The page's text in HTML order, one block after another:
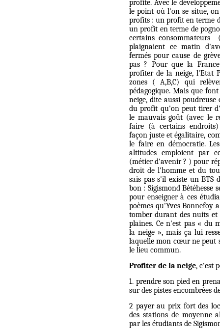
profite. Avec le
le point où l'on se situe,
profits : un profit en terme
un profit en terme de
certains
plaignaient ce matin
fermés pour cause de
pas ? Pour que la
profiter de la neige, l'Etat
zones ( A,B,C) qui
pédagogique. Mais que
neige, dite aussi
du profit qu'on peut tirer
le mauvais goût (avec le
faire (à certains
façon juste et égalitaire,
le faire en démocratie.
altitudes emploient par
(métier d'avenir ? ) pour
droit de l'homme et du
sais pas s'il existe un BTS
bon : Sigismond Bétéhesse
pour enseigner à ces
poèmes qu'Yves Bonnefoy
tomber durant des nuits et
plaines. Ce n'est pas « du
la neige », mais ça lui
laquelle mon cœur ne peut
le lieu commun.
Profiter de la neige, c'est
1. prendre son pied en
sur des pistes encombrées
2 payer au prix fort des
des stations de moyenne
par les étudiants de